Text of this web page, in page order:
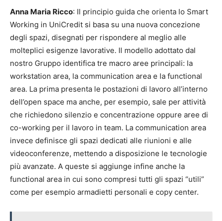
Anna Maria Ricco: Il principio guida che orienta lo Smart
Working in UniCredit si basa su una nuova concezione
degli spazi, disegnati per rispondere al meglio alle
molteplici esigenze lavorative. Il modello adottato dal
nostro Gruppo identifica tre macro aree principali: la
workstation area, la communication area e la functional
area. La prima presenta le postazioni di lavoro all’interno
dell’open space ma anche, per esempio, sale per attività
che richiedono silenzio e concentrazione oppure aree di
co-working per il lavoro in team. La communication area
invece definisce gli spazi dedicati alle riunioni e alle
videoconferenze, mettendo a disposizione le tecnologie
più avanzate. A queste si aggiunge infine anche la
functional area in cui sono compresi tutti gli spazi “utili”
come per esempio armadietti personali e copy center.